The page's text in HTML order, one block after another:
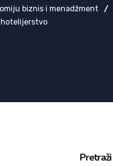
biznis i menadžment
Pretraži